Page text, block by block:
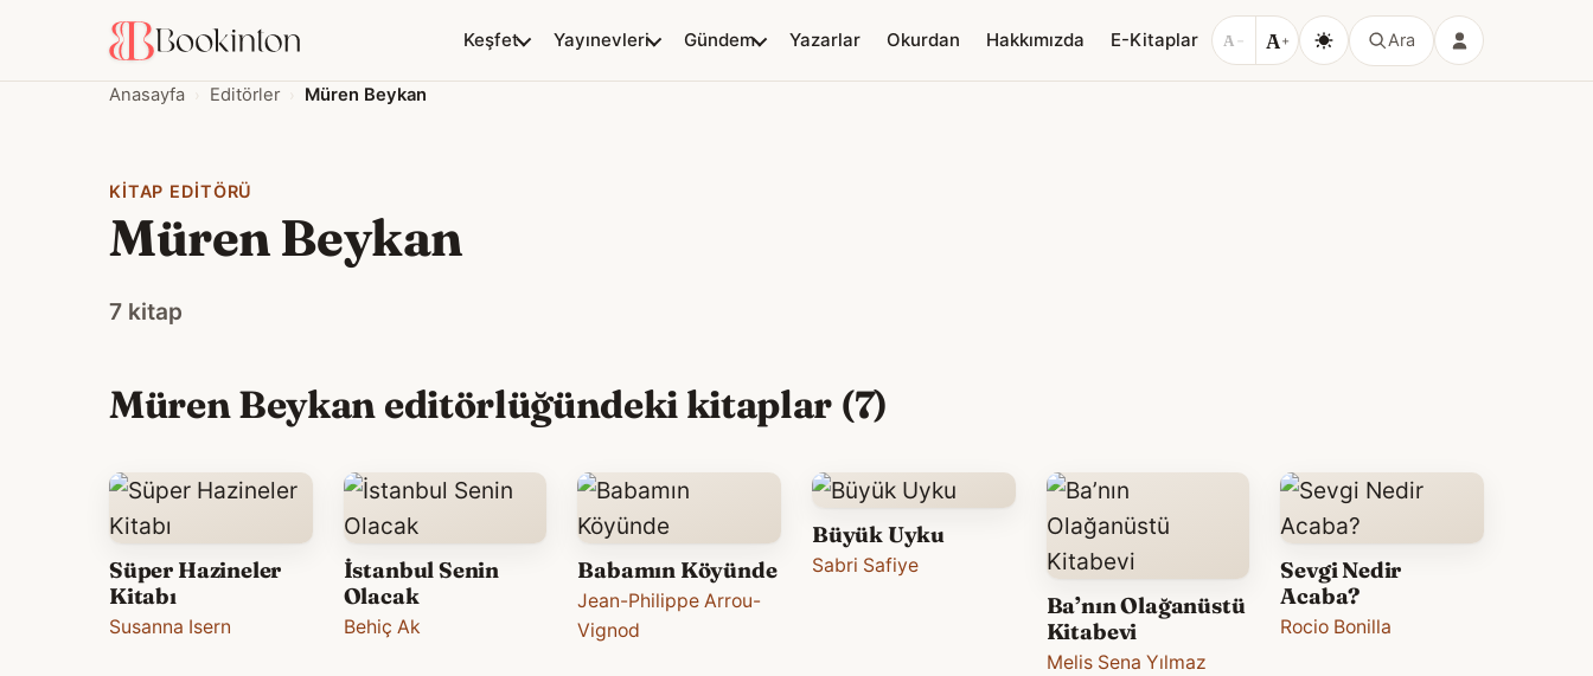
Keşfet Yayınevleri Gündem Yazarlar Okurdan Hakkımızda E-Kitaplar A − A+ Ara
Anasayfa Editörler Müren Beykan
KITAP EDITÖRÜ
Müren Beykan
7 kitap
Müren Beykan editörlüğündeki kitaplar (7)
Süper Hazineler
Kitabı
Susanna Isern
İstanbul Senin
Olacak
Behiç Ak
Babamın Köyünde
Jean-Philippe Arrou-
Vignod
Büyük Uyku
Sabri Safiye
Ba’nın Olağanüstü
Kitabevi
Melis Sena Yılmaz
Sevgi Nedir
Acaba?
Rocio Bonilla